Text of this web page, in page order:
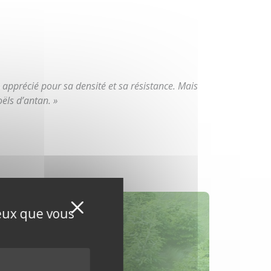
que vousXMasquer le bandeau
apprécié pour sa densité et sa résistance. Mais
d’antan. »